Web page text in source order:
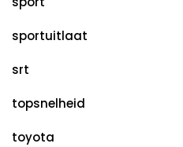
sportuitlaat
srt
topsnelheid
toyota